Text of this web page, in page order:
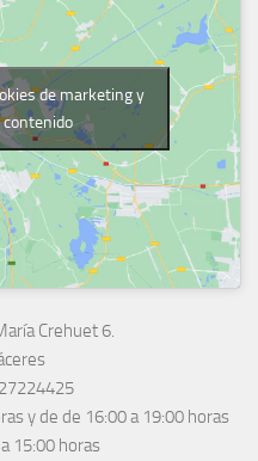
de marketing y
Crehuet 6.
y de de 16:00 a 19:00 horas
15:00 horas